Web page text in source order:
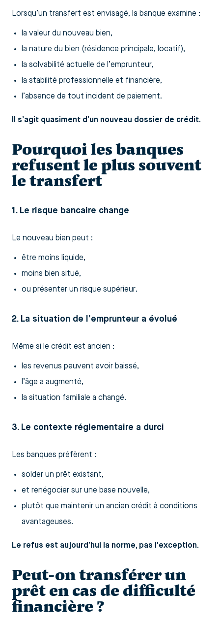
Lorsqu’un transfert est envisagé, la banque examine :
la valeur du nouveau bien,
la nature du bien (résidence principale, locatif),
la solvabilité actuelle de l’emprunteur,
la stabilité professionnelle et financière,
l’absence de tout incident de paiement.
Il s’agit quasiment d’un nouveau dossier de crédit.
Pourquoi les banques
refusent le plus souvent
le transfert
1. Le risque bancaire change
Le nouveau bien peut :
être moins liquide,
moins bien situé,
ou présenter un risque supérieur.
2. La situation de l’emprunteur a évolué
Même si le crédit est ancien :
les revenus peuvent avoir baissé,
l’âge a augmenté,
la situation familiale a changé.
3. Le contexte réglementaire a durci
Les banques préfèrent :
solder un prêt existant,
et renégocier sur une base nouvelle,
plutôt que maintenir un ancien crédit à conditions
avantageuses.
Le refus est aujourd’hui la norme, pas l’exception.
Peut-on transférer un
prêt en cas de difficulté
financière ?